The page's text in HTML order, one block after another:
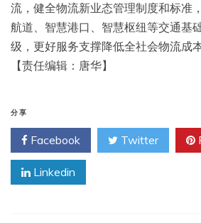
流，健全物流新业态管理制度和标准
航道、智慧港口、智慧枢纽等交通基
级，更好服务支撑降低全社会物流成
【责任编辑：唐华】
分享
Facebook Twitter
Linkedin